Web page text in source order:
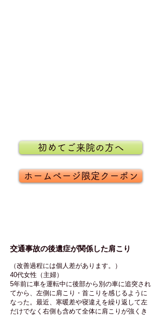
初めてご来院の方へ
ホームページ限定クーポン
交通事故の後遺症が関係した肩こり
（改善過程には個人差があります。）
40代女性（主婦）
5年前に車を運転中に後部から別の車に追突され
てから、左側に肩こり・首こりを感じるように
なった。最近、寒暖差や寝違えを繰り返して左
だけでなく右側も含めて全体に肩こりが強くき